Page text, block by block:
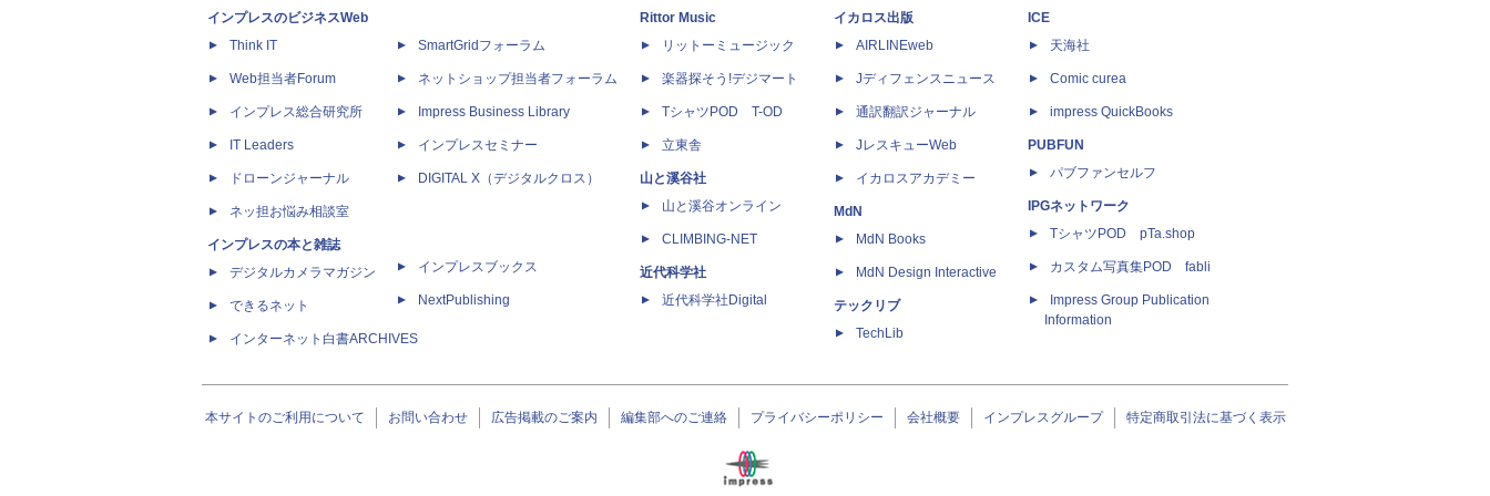
インプレスのビジネスWeb
Think IT
Web担当者Forum
インプレス総合研究所
IT Leaders
ドローンジャーナル
ネッ担お悩み相談室
インプレスの本と雑誌
デジタルカメラマガジン
できるネット
インターネット白書ARCHIVES
SmartGridフォーラム
ネットショップ担当者フォーラム
Impress Business Library
インプレスセミナー
DIGITAL X（デジタルクロス）
インプレスブックス
NextPublishing
Rittor Music
リットーミュージック
楽器探そう!デジマート
TシャツPOD T-OD
立東舎
山と溪谷社
山と溪谷オンライン
CLIMBING-NET
近代科学社
近代科学社Digital
イカロス出版
AIRLINEweb
Jディフェンスニュース
通訳翻訳ジャーナル
JレスキューWeb
イカロスアカデミー
MdN
MdN Books
MdN Design Interactive
テックリブ
TechLib
ICE
天海社
Comic curea
impress QuickBooks
PUBFUN
パブファンセルフ
IPGネットワーク
TシャツPOD pTa.shop
カスタム写真集POD fabli
Impress Group Publication
Information
本サイトのご利用について お問い合わせ 広告掲載のご案内 編集部へのご連絡 プライバシーポリシー 会社概要 インプレスグループ 特定商取引法に基づく表示